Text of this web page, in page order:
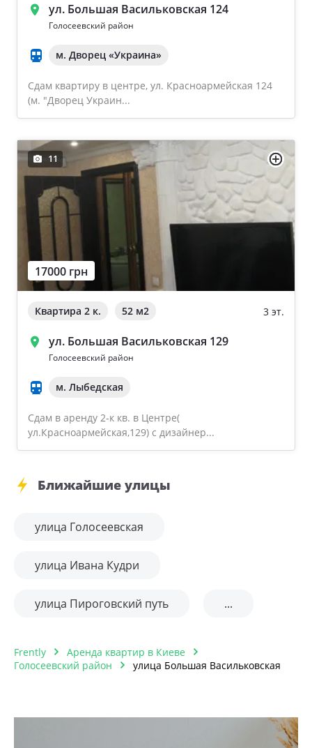
ул. Большая Васильковская 124
Голосеевский район
м. Дворец «Украина»
Сдам квартиру в центре, ул. Красноармейская 124
(м. "Дворец Украин...
11
17000 грн
Квартира 2 к. 52 м2 3 эт.
ул. Большая Васильковская 129
Голосеевский район
м. Лыбедская
Сдам в аренду 2-к кв. в Центре(
ул.Красноармейская,129) с дизайнер...
Ближайшие улицы
улица Голосеевская
улица Ивана Кудри
улица Пироговский путь ...
Frently
Аренда квартир в Киеве
Голосеевский район
улица Большая Васильковская